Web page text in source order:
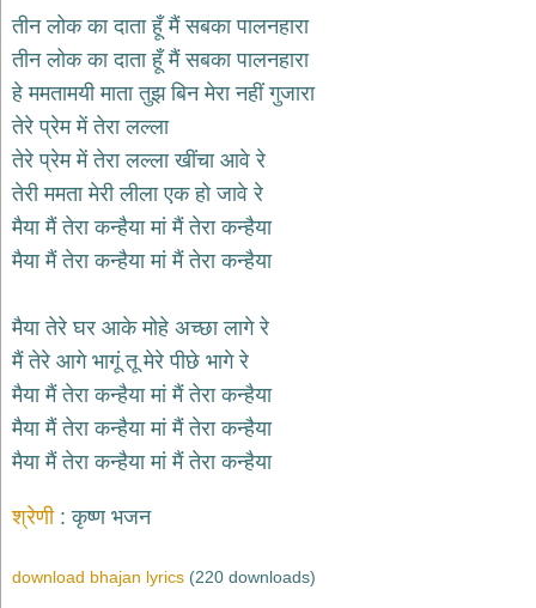
राम
raam
गुरुदेव
भजन
gurudev
bhajans
विविध
bhajans
विष्णु
भजन
bhajans
बाबा
नाथ
balak
तीन लोक का दाता हूँ मैं सबका पालनहारा
तीन लोक का दाता हूँ मैं सबका पालनहारा
हे ममतामयी माता तुझ बिन मेरा नहीं गुजारा
तेरे प्रेम में तेरा लल्ला
तेरे प्रेम में तेरा लल्ला खींचा आवे रे
तेरी ममता मेरी लीला एक हो जावे रे
मैया मैं तेरा कन्हैया मां मैं तेरा कन्हैया
मैया मैं तेरा कन्हैया मां मैं तेरा कन्हैया
मैया तेरे घर आके मोहे अच्छा लागे रे
मैं तेरे आगे भागूं तू मेरे पीछे भागे रे
मैया मैं तेरा कन्हैया मां मैं तेरा कन्हैया
मैया मैं तेरा कन्हैया मां मैं तेरा कन्हैया
मैया मैं तेरा कन्हैया मां मैं तेरा कन्हैया
श्रेणी कृष्ण भजन
download bhajan lyrics (220 downloads)